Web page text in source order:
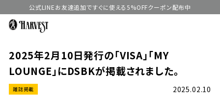
公式LINEお友達追加ですぐに使える5%OFFクーポン配布中
2025年2月10日発行の「VISA」「MY
LOUNGE」にDSBKが掲載されました。
雑誌掲載
2025.02.10